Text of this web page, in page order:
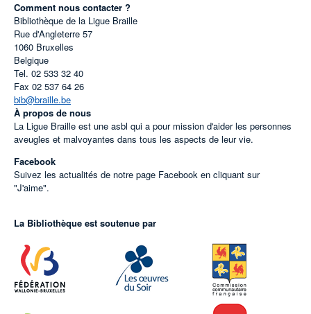
Comment nous contacter ?
Bibliothèque de la Ligue Braille
Rue d'Angleterre 57
1060 Bruxelles
Belgique
Tel. 02 533 32 40
Fax 02 537 64 26
bib@braille.be
À propos de nous
La Ligue Braille est une asbl qui a pour mission d'aider les personnes
aveugles et malvoyantes dans tous les aspects de leur vie.
Facebook
Suivez les actualités de notre page Facebook en cliquant sur
"J'aime".
La Bibliothèque est soutenue par